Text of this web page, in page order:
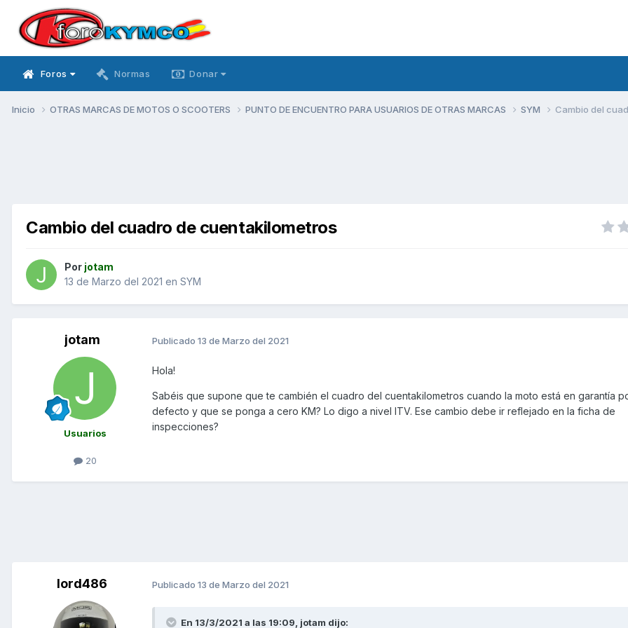
Foros Normas Donar
Inicio OTRAS MARCAS DE MOTOS O SCOOTERS PUNTO DE ENCUENTRO PARA USUARIOS DE OTRAS MARCAS SYM Cambio del
Cambio del cuadro de cuentakilometros
Por jotam
13 de Marzo del 2021 en SYM
jotam
Usuarios
20
Publicado 13 de Marzo del 2021
Hola!
Sabéis que supone que te cambién el cuadro del cuentakilometros cuando la moto está en garantía
defecto y que se ponga a cero KM? Lo digo a nivel ITV. Ese cambio debe ir reflejado en la ficha de
inspecciones?
lord486 Publicado 13 de Marzo del 2021
En 13/3/2021 a las 19:09, jotam dijo: